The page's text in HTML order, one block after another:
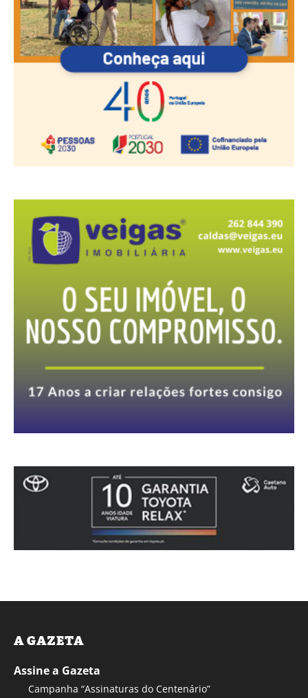
A GAZETA
Assine a Gazeta
Campanha “Assinaturas do Centenário”